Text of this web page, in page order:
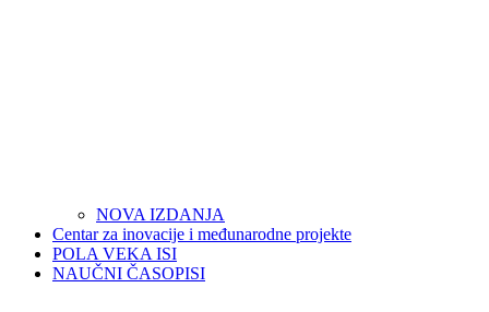
NOVA IZDANJA
Centar za inovacije i međunarodne projekte
POLA VEKA ISI
NAUČNI ČASOPISI